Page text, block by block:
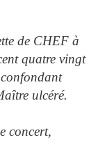
de CHEF à
quatre vingt
ulcéré.
concert,